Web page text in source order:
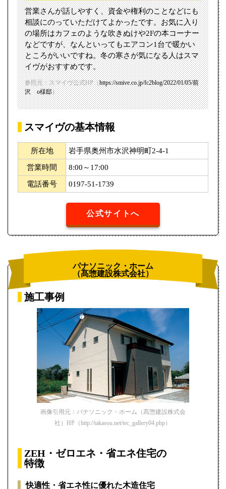
営業さんが話しやすく、資金や権利のことなどにも
相談にのっていただけてよかったです。お気に入り
の場所はカフェのような吹きぬけや2Fの本コーナー
などですが、なんといってもエアコン1台で暖かい
ところがいいですね。冬の寒さが気になる人はスマ
イヴがおすすめです。
参照元：スマイヴ公式HP（https://smive.co.jp/fc2blog/2022/01/05/前
沢 o様邸）
スマイヴの基本情報
所在地 岩手県奥州市水沢神明町2-4-1
営業時間 8:00～17:00
電話番号 0197-51-1739
公式サイトへ
施工事例
パナソニック・ホーム
（髙惣建設株式会社）
画像引用元：パナソニック・ホーム（髙惣建設株式会
社）HP（http://takasou.net/tec_gallery04.php）
ZEH・ゼロエネ・省エネ住宅の
特徴
快適性・省エネ性に優れた木造住宅